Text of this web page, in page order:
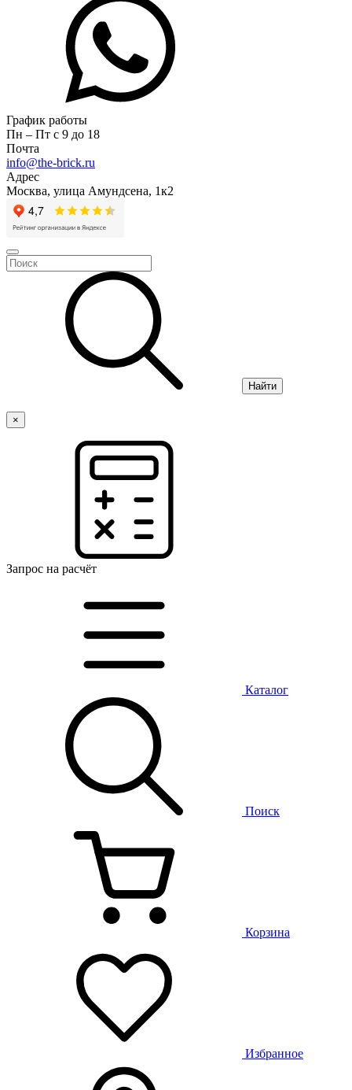
График работы
Пн – Пт с 9 до 18
Почта
info@the-brick.ru
Адрес
Москва, улица Амундсена, 1к2
Найти
×
Запрос на расчёт
Каталог
Поиск
Корзина
Избранное